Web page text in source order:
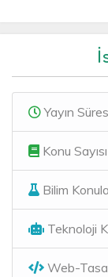
Yayın
Konu
Bilim
Teknoloji
Web-